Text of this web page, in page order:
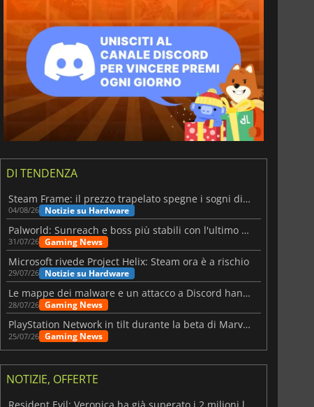
DI TENDENZA
Steam Frame: il prezzo trapelato spegne i sogni di un VR economico
04/08/26 Notizie su Hardware
Palworld: Sunreach e boss più stabili con l'ultimo update
31/07/26 Gaming News
Microsoft rivede Project Helix: Steam ora è a rischio
29/07/26 Notizie su Hardware
Le mappe dei malware e un attacco a Discord hanno colpito Meccha Chameleon
28/07/26 Gaming News
PlayStation Network in tilt durante la beta di Marvel Tōkon
25/07/26 Gaming News
NOTIZIE, OFFERTE